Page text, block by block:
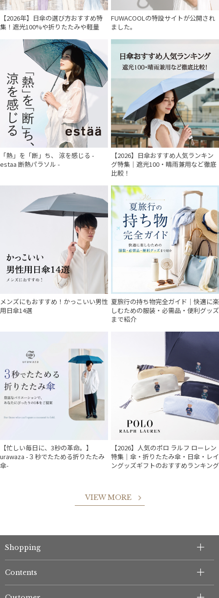
件
【2026年】日傘の選び方おすすめ特
集！遮光100%や折りたたみや軽量
FUWACOOLの特設サイトが公開され
ました。
「熱」を「断」ち、 涼を感じる -
estaa 断熱パラソル -
【2026】日傘おすすめ人気ランキン
グ特集｜遮光100・晴雨兼用など徹底
比較！
メンズにもおすすめ！かっこいい男性
用日傘14選
夏旅行の持ち物完全ガイド｜快適に楽
しむための服装・必需品・便利グッズ
まで紹介
【忙しい毎日に、3秒の革命。】
urawaza -３秒でたためる折りたたみ
傘-
【2026】人気のポロ ラルフ ローレン
特集｜傘・折りたたみ傘・日傘・レイ
ングッズギフトのおすすめランキング
VIEW MORE
Shopping
Contents